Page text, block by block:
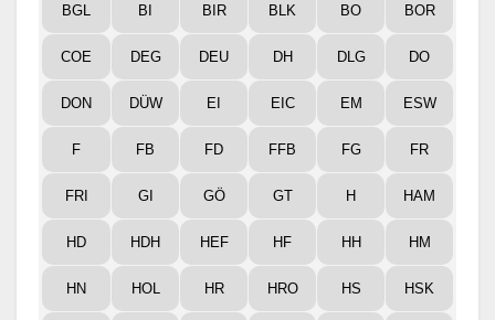
BGL BI BIR BLK BO BOR
COE DEG DEU DH DLG DO
DON DÜW EI EIC EM ESW
F FB FD FFB FG FR
FRI GI GÖ GT H HAM
HD HDH HEF HF HH HM
HN HOL HR HRO HS HSK